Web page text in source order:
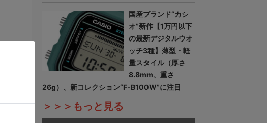
国産ブランド“カシ
オ”新作【1万円以下
の最新デジタルウオ
ッチ3種】薄型・軽
量スタイル（厚さ
8.8mm、重さ
26g）、新コレクション“F-B100W”に注目
＞＞＞もっと見る